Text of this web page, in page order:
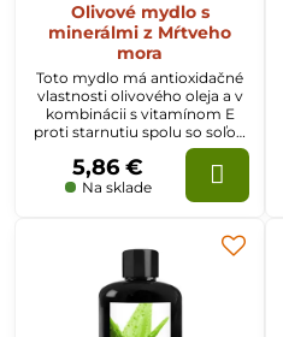
Olivové mydlo s
minerálmi z Mŕtveho
mora
Toto mydlo má antioxidačné
vlastnosti olivového oleja a v
kombinácii s vitamínom E
proti starnutiu spolu so soľou
z Mŕtveho mora nielen vyčistí
a zvlhčí pokožku, ale tiež
ochráni pokožku pred
známkami starnutia.
Na sklade
5,86 €